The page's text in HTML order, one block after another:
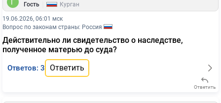
Гость
Курган
19.06.2026, 06:01 мск
Вопрос по законам страны: Россия
Действительно ли свидетельство о наследстве,
полученное матерью до суда?
Ответов: 3 Ответить
Ответить